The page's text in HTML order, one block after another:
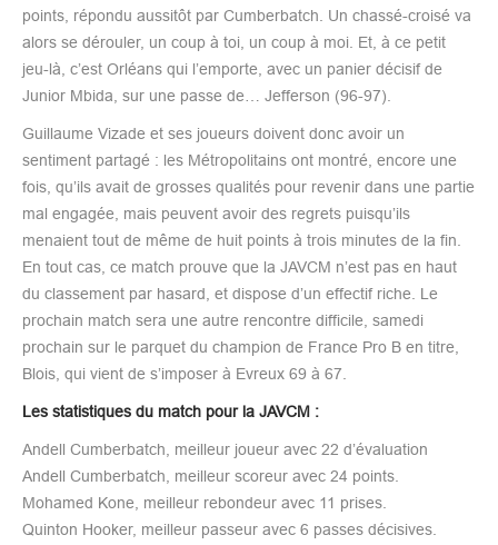
points, répondu aussitôt par Cumberbatch. Un chassé-croisé va
alors se dérouler, un coup à toi, un coup à moi. Et, à ce petit
jeu-là, c’est Orléans qui l’emporte, avec un panier décisif de
Junior Mbida, sur une passe de… Jefferson (96-97).
Guillaume Vizade et ses joueurs doivent donc avoir un
sentiment partagé : les Métropolitains ont montré, encore une
fois, qu’ils avait de grosses qualités pour revenir dans une partie
mal engagée, mais peuvent avoir des regrets puisqu’ils
menaient tout de même de huit points à trois minutes de la fin.
En tout cas, ce match prouve que la JAVCM n’est pas en haut
du classement par hasard, et dispose d’un effectif riche. Le
prochain match sera une autre rencontre difficile, samedi
prochain sur le parquet du champion de France Pro B en titre,
Blois, qui vient de s’imposer à Evreux 69 à 67.
Les statistiques du match pour la JAVCM :
Andell Cumberbatch, meilleur joueur avec 22 d’évaluation
Andell Cumberbatch, meilleur scoreur avec 24 points.
Mohamed Kone, meilleur rebondeur avec 11 prises.
Quinton Hooker, meilleur passeur avec 6 passes décisives.